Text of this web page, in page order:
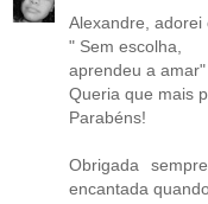
Alexandre, adorei
" Sem escolha,
aprendeu a amar"
Queria que mais
Parabéns!
Obrigada
encantada quando